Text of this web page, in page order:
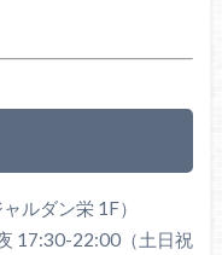
ルダン栄 1F）
17:30-22:00（土日祝